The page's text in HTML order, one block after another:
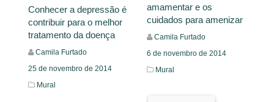
Conhecer a depressão é
contribuir para o melhor
tratamento da doença
Camila Furtado
25 de novembro de 2014
Mural
amamentar e os
cuidados para amenizar
Camila Furtado
6 de novembro de 2014
Mural